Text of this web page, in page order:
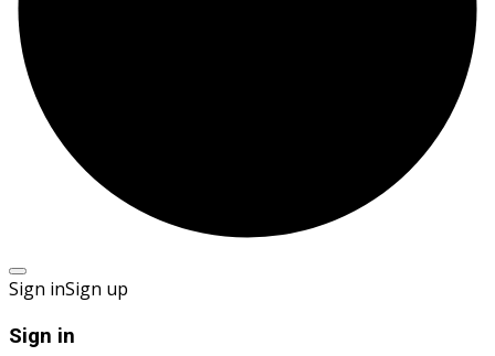
Sign inSign up
Sign in